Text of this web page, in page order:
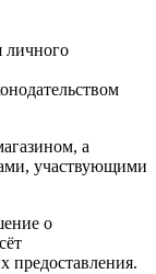
личного
а
участвующими
о
предоставления.